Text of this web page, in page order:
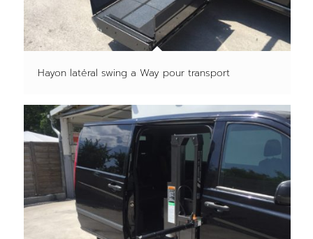
Hayon latéral swing a Way pour transport